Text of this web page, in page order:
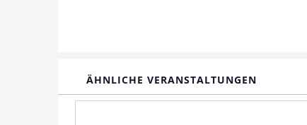
ÄHNLICHE VERANSTALTUNGEN